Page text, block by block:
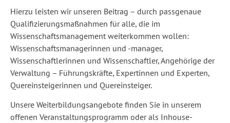
Hierzu leisten wir unseren Beitrag – durch passgenaue
Qualifizierungsmaßnahmen für alle, die im
Wissenschaftsmanagement weiterkommen wollen:
Wissenschaftsmanagerinnen und -manager,
Wissenschaftlerinnen und Wissenschaftler, Angehörige der
Verwaltung – Führungskräfte, Expertinnen und Experten,
Quereinsteigerinnen und Quereinsteiger.
Unsere Weiterbildungsangebote finden Sie in unserem
offenen Veranstaltungsprogramm oder als Inhouse-